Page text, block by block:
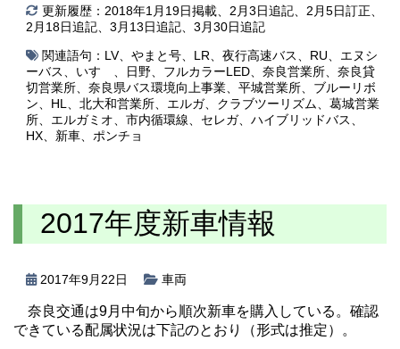
更新履歴：2018年1月19日掲載、2月3日追記、2月5日訂正、
2月18日追記、3月13日追記、3月30日追記
関連語句： LV、 やまと号 LR 夜行高速バス RU
エヌシ
ーバス
いすゞ 日野 フルカラーLED 奈良営業所
奈良貸
切営業所
奈良県バス環境向上事業 平城営業所
ブルーリボ
ン
HL 北大和営業所 エルガ、 クラブツーリズム
葛城営業
所
エルガミオ 市内循環線 セレガ、 ハイブリッドバス
HX
新車 ポンチョ
2017年度新車情報
2017年9月22日 車両
奈良交通は9月中旬から順次新車を購入している。確認
できている配属状況は下記のとおり（形式は推定）。